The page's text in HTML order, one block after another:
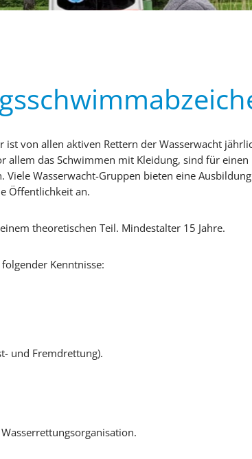
ist von allen aktiven Rettern der Wasserwacht
allem das Schwimmen mit Kleidung, sind für einen
Wasserwacht-Gruppen bieten eine Ausbildung
Öffentlichkeit an.
theoretischen Teil. Mindestalter 15 Jahre.
Kenntnisse:
und Fremdrettung).